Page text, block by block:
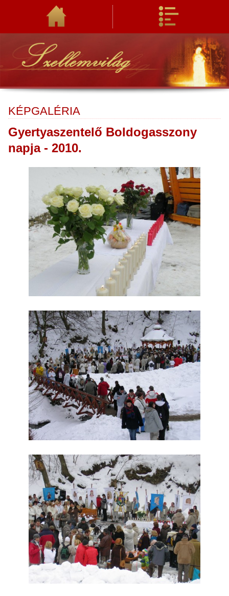
KÉPGALÉRIA
Gyertyaszentelő Boldogasszony
napja - 2010.